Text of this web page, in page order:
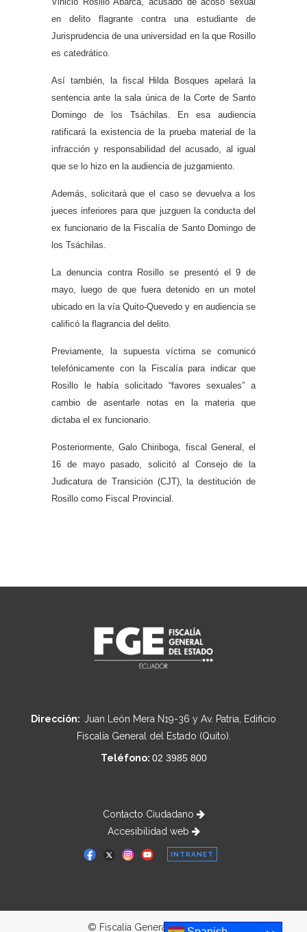
en delito flagrante contra una estudiante de
Jurisprudencia de una universidad en la que Rosillo
es catedrático.
Así también, la fiscal Hilda Bosques apelará la
sentencia ante la sala única de la Corte de Santo
Domingo de los Tsáchilas. En esa audiencia
ratificará la existencia de la prueba material de la
infracción y responsabilidad del acusado, al igual
que se lo hizo en la audiencia de juzgamiento.
Además, solicitará que el caso se devuelva a los
jueces inferiores para que juzguen la conducta del
ex funcionario de la Fiscalía de Santo Domingo de
los Tsáchilas.
La denuncia contra Rosillo se presentó el 9 de
mayo, luego de que fuera detenido en un motel
ubicado en la vía Quito-Quevedo y en audiencia se
calificó la flagrancia del delito.
Previamente, la supuesta víctima se comunicó
telefónicamente con la Fiscalía para indicar que
Rosillo le había solicitado “favores sexuales” a
cambio de asentarle notas en la materia que
dictaba el ex funcionario.
Posteriormente, Galo Chiriboga, fiscal General, el
16 de mayo pasado, solicitó al Consejo de la
Judicatura de Transición (CJT), la destitución de
Rosillo como Fiscal Provincial.
Dirección: Juan León Mera N19-36 y Av. Patria, Edificio
Fiscalía General del Estado (Quito).
Teléfono: 02 3985 800
Contacto Ciudadano
Accesibilidad web
INTRANET
© Fiscalía General del Estado